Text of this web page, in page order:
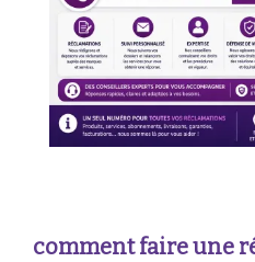
comment faire une